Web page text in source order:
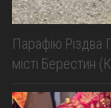
Парафію Різдва
місті Берестин